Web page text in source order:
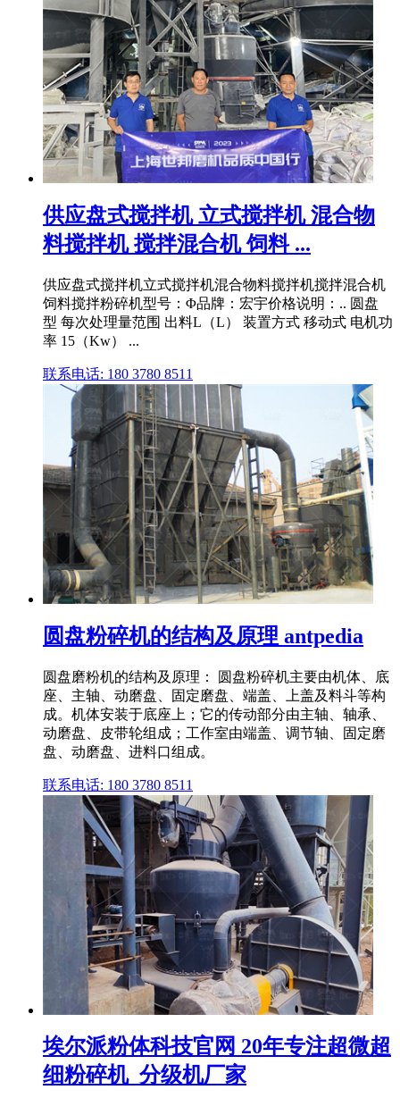
供应盘式搅拌机 立式搅拌机 混合物
料搅拌机 搅拌混合机 饲料 ...
供应盘式搅拌机立式搅拌机混合物料搅拌机搅拌混合机
饲料搅拌粉碎机型号：Φ品牌：宏宇价格说明：.. 圆盘
型 每次处理量范围 出料L（L） 装置方式 移动式 电机功
率 15（Kw） ...
联系电话: 180 3780 8511
圆盘粉碎机的结构及原理 antpedia
圆盘磨粉机的结构及原理： 圆盘粉碎机主要由机体、底
座、主轴、动磨盘、固定磨盘、端盖、上盖及料斗等构
成。机体安装于底座上；它的传动部分由主轴、轴承、
动磨盘、皮带轮组成；工作室由端盖、调节轴、固定磨
盘、动磨盘、进料口组成。
联系电话: 180 3780 8511
埃尔派粉体科技官网 20年专注超微超
细粉碎机_分级机厂家